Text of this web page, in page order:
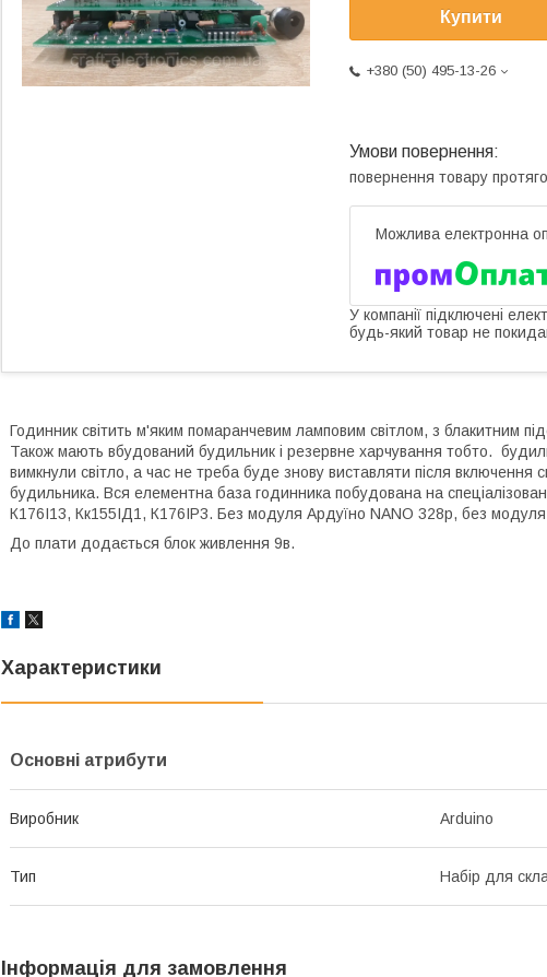
Купити
+380 (50) 495-13-26
повернення товару
У компанії підключені
будь-який товар не
Годинник світить м'яким помаранчевим ламповим світлом, з блакитним
Також мають вбудований будильник і резервне харчування тобто.
вимкнули світло, а час не треба буде знову виставляти після включення
будильника. Вся елементна база годинника побудована на
К176І13, Кк155ІД1, К176ІР3. Без модуля Ардуїно NANO 328р, без
До плати додається блок живлення 9в.
Характеристики
Основні атрибути
Виробник Arduino
Тип Набір для
Інформація для замовлення